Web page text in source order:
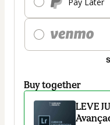
Buy together
LEVE